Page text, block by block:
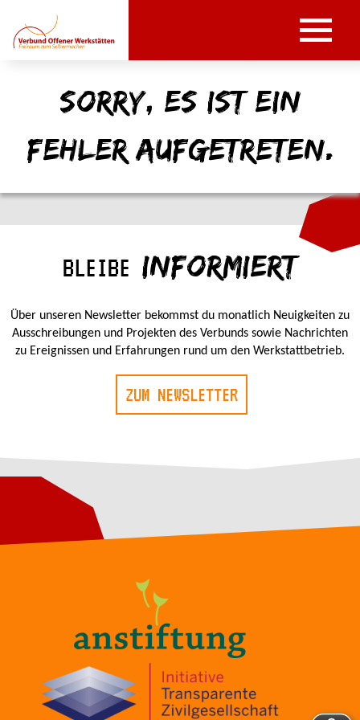
Sorry, es ist ein
Fehler aufgetreten.
BLEIBE INFORMIERT
Über unseren Newsletter bekommst du monatlich Neuigkeiten zu
Ausschreibungen und Projekten des Verbunds sowie Nachrichten
zu Ereignissen und Erfahrungen rund um den Werkstattbetrieb.
ZUM NEWSLETTER